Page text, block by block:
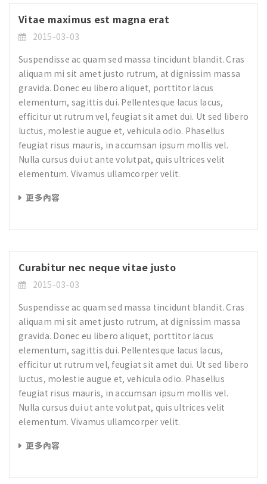
Vitae maximus est magna erat
2015-03-03
Suspendisse ac quam sed massa tincidunt blandit. Cras
aliquam mi sit amet justo rutrum, at dignissim massa
gravida. Donec eu libero aliquet, porttitor lacus
elementum, sagittis dui. Pellentesque lacus lacus,
efficitur ut rutrum vel, feugiat sit amet dui. Ut sed libero
luctus, molestie augue et, vehicula odio. Phasellus
feugiat risus mauris, in accumsan ipsum mollis vel.
Nulla cursus dui ut ante volutpat, quis ultrices velit
elementum. Vivamus ullamcorper velit.
更多內容
Curabitur nec neque vitae justo
2015-03-03
Suspendisse ac quam sed massa tincidunt blandit. Cras
aliquam mi sit amet justo rutrum, at dignissim massa
gravida. Donec eu libero aliquet, porttitor lacus
elementum, sagittis dui. Pellentesque lacus lacus,
efficitur ut rutrum vel, feugiat sit amet dui. Ut sed libero
luctus, molestie augue et, vehicula odio. Phasellus
feugiat risus mauris, in accumsan ipsum mollis vel.
Nulla cursus dui ut ante volutpat, quis ultrices velit
elementum. Vivamus ullamcorper velit.
更多內容